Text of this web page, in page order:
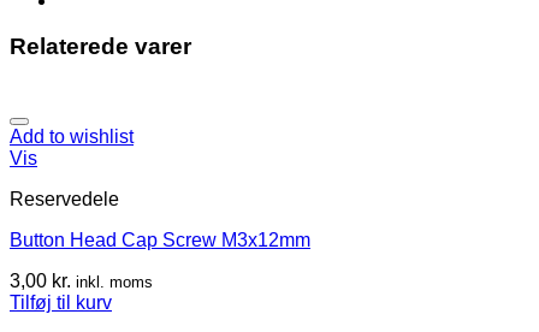
Relaterede varer
Add to wishlist
Vis
Reservedele
Button Head Cap Screw M3x12mm
3,00 kr. inkl. moms
Tilføj til kurv